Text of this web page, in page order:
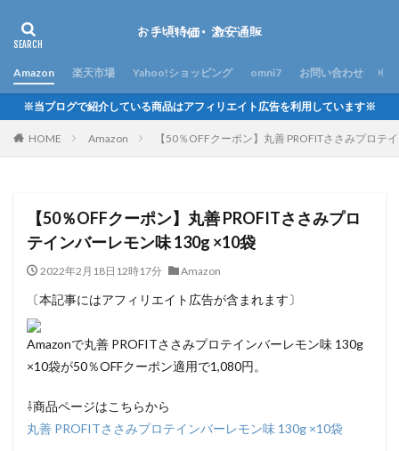
Amazon 楽天市場 Yahoo!ショッピング omni7 お問い合わせ
※当ブログで紹介している商品はアフィリエイト広告を利用しています※
HOME Amazon 【50％OFFクーポン】丸善 PROFITささみプロテ
【50％OFFクーポン】丸善 PROFITささみプロ
テインバーレモン味 130g ×10袋
2022年2月18日12時17分 Amazon
〔本記事にはアフィリエイト広告が含まれます〕
Amazonで丸善 PROFITささみプロテインバーレモン味 130g
×10袋が50％OFFクーポン適用で1,080円。
⇩商品ページはこちらから
丸善 PROFITささみプロテインバーレモン味 130g ×10袋